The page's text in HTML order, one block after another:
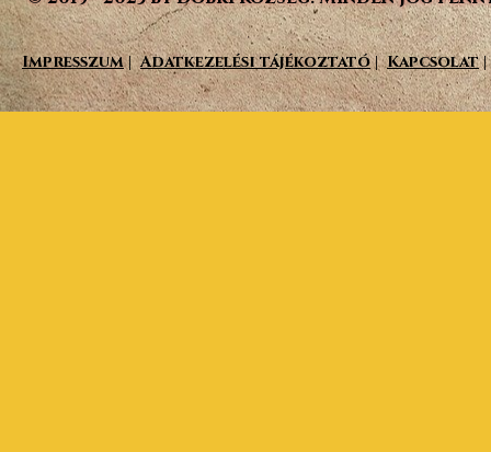
Impresszum|Adatkezelési tájékoztató|Kapcsolat|